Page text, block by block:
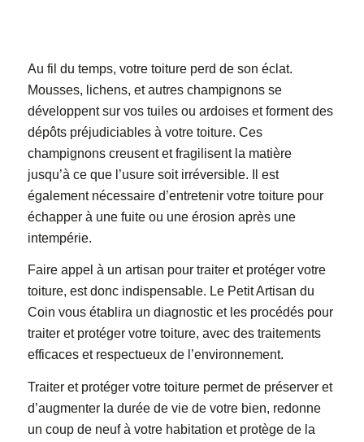
Au fil du temps, votre toiture perd de son éclat.
Mousses, lichens, et autres champignons se
développent sur vos tuiles ou ardoises et forment des
dépôts préjudiciables à votre toiture. Ces
champignons creusent et fragilisent la matière
jusqu’à ce que l’usure soit irréversible. Il est
également nécessaire d’entretenir votre toiture pour
échapper à une fuite ou une érosion après une
intempérie.
Faire appel à un artisan pour traiter et protéger votre
toiture, est donc indispensable. Le Petit Artisan du
Coin vous établira un diagnostic et les procédés pour
traiter et protéger votre toiture, avec des traitements
efficaces et respectueux de l’environnement.
Traiter et protéger votre toiture permet de préserver et
d’augmenter la durée de vie de votre bien, redonne
un coup de neuf à votre habitation et protège de la